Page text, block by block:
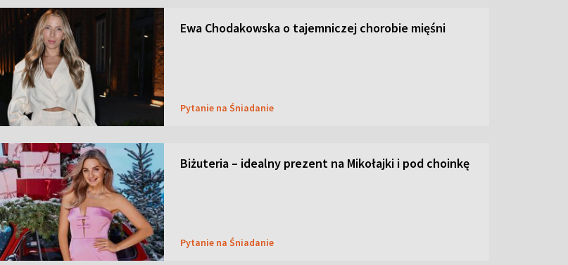
Ewa Chodakowska o tajemniczej chorobie mięśni
Pytanie na Śniadanie
Biżuteria – idealny prezent na Mikołajki i pod choinkę
Pytanie na Śniadanie